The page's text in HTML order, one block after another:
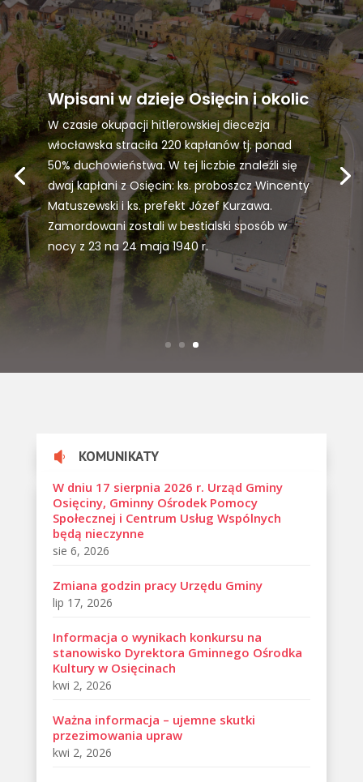
Wpisani w dzieje Osięcin i okolic
W czasie okupacji hitlerowskiej diecezja
włocławska straciła 220 kapłanów tj. ponad
50% duchowieństwa. W tej liczbie znaleźli się
dwaj kapłani z Osięcin: ks. proboszcz Wincenty
Matuszewski i ks. prefekt Józef Kurzawa.
Zamordowani zostali w bestialski sposób w
nocy z 23 na 24 maja 1940 r.
 KOMUNIKATY
W dniu 17 sierpnia 2026 r. Urząd Gminy
Osięciny, Gminny Ośrodek Pomocy
Społecznej i Centrum Usług Wspólnych
będą nieczynne
sie 6, 2026
Zmiana godzin pracy Urzędu Gminy
lip 17, 2026
Informacja o wynikach konkursu na
stanowisko Dyrektora Gminnego Ośrodka
Kultury w Osięcinach
kwi 2, 2026
Ważna informacja – ujemne skutki
przezimowania upraw
kwi 2, 2026